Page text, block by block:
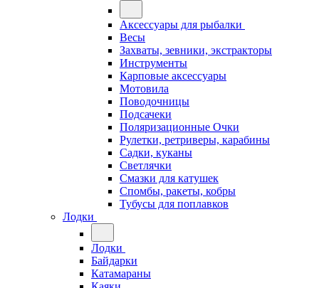
Аксессуары для рыбалки
Весы
Захваты, зевники, экстракторы
Инструменты
Карповые аксессуары
Мотовила
Поводочницы
Подсачеки
Поляризационные Очки
Рулетки, ретриверы, карабины
Садки, куканы
Светлячки
Смазки для катушек
Спомбы, ракеты, кобры
Тубусы для поплавков
Лодки
Лодки
Байдарки
Катамараны